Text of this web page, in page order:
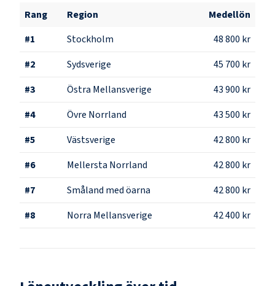
Rang Region
Medellön
#1 Stockholm
48 800 kr
#2 Sydsverige
45 700 kr
#3 Östra Mellansverige
43 900 kr
#4 Övre Norrland
43 500 kr
#5 Västsverige
42 800 kr
#6 Mellersta Norrland
42 800 kr
#7 Småland med öarna
42 800 kr
#8 Norra Mellansverige 42 400 kr